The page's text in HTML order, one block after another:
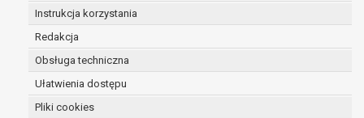
Instrukcja korzystania
Redakcja
Obsługa techniczna
Ułatwienia dostępu
Pliki cookies
danych dla swoich celów, ale osoba,
której dane dotyczą, potrzebuje ich do
roszczeń,
sprzeciw wobec przetwarzania